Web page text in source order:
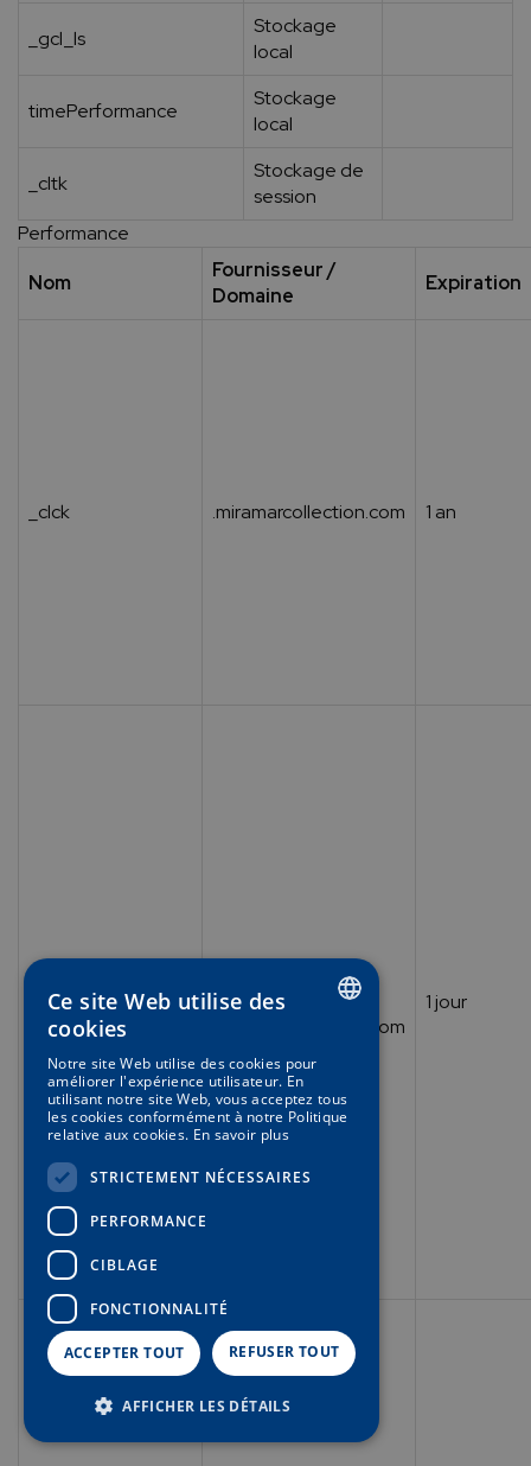
_gcl_ls
Stockage
local
timePerformance
Stockage
local
_cltk
Stockage de
session
Performance
Nom
Fournisseur /
Domaine
Expiration
_clck .miramarcollection.com 1 an
_clsk
Microsoft
.miramarcollection.com
1 jour
ENGLISH
GERMAN
FRENCH
Ce site Web utilise des
cookies
Notre site Web utilise des cookies pour
améliorer l'expérience utilisateur. En
utilisant notre site Web, vous acceptez tous
les cookies conformément à notre Politique
relative aux cookies. En savoir plus
STRICTEMENT NÉCESSAIRES
PERFORMANCE
CIBLAGE
FONCTIONNALITÉ
ACCEPTER TOUT REFUSER TOUT
AFFICHER LES DÉTAILS